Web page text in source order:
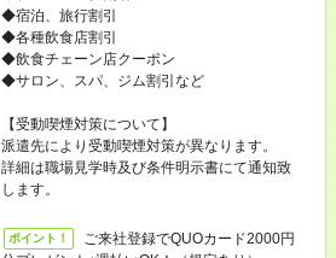
◆宿泊、旅行割引
◆各種飲食店割引
◆飲食チェーン店クーポン
◆サロン、スパ、ジム割引など
【受動喫煙対策について】
派遣先により受動喫煙対策が異なります。
詳細は職場見学時及び条件明示書にて通知致
します。
ポイント！
ご来社登録でQUOカード2000円